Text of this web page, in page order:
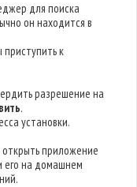
для поиска
он находится в
к
разрешение на
.
установки.
приложение
его на домашнем